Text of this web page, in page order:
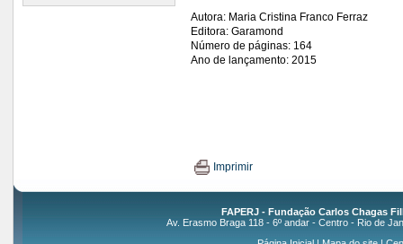
Autora: Maria Cristina Franco Ferraz
Editora: Garamond
Número de páginas: 164
Ano de lançamento: 2015
Imprimir
FAPERJ - Fundação Carlos Chagas
Av. Erasmo Braga 118 - 6º andar - Centro - Rio de